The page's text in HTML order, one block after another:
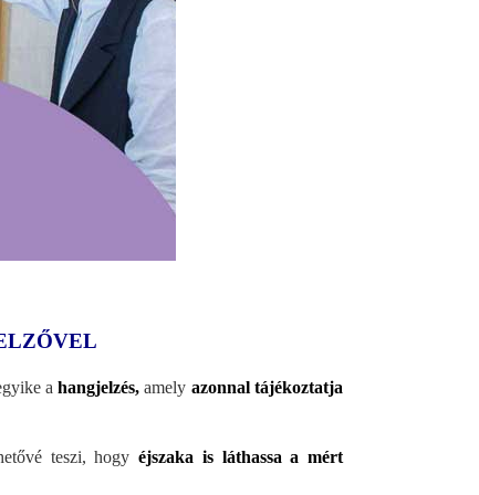
ahangjelzés, amely azonnal tájékoztatja
teszi, hogyéjszaka is láthassa a mért